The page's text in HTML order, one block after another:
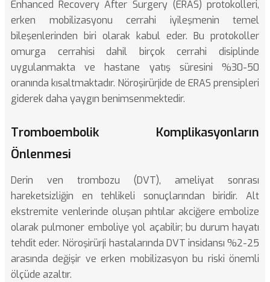
Enhanced Recovery After Surgery (ERAS) protokolleri,
erken mobilizasyonu cerrahi iyileşmenin temel
bileşenlerinden biri olarak kabul eder. Bu protokoller
omurga cerrahisi dahil birçok cerrahi disiplinde
uygulanmakta ve hastane yatış süresini %30-50
oranında kısaltmaktadır. Nöroşirürjide de ERAS prensipleri
giderek daha yaygın benimsenmektedir.
Tromboembolik Komplikasyonların
Önlenmesi
Derin ven trombozu (DVT), ameliyat sonrası
hareketsizliğin en tehlikeli sonuçlarından biridir. Alt
ekstremite venlerinde oluşan pıhtılar akciğere embolize
olarak pulmoner emboliye yol açabilir; bu durum hayatı
tehdit eder. Nöroşirürji hastalarında DVT insidansı %2-25
arasında değişir ve erken mobilizasyon bu riski önemli
ölçüde azaltır.